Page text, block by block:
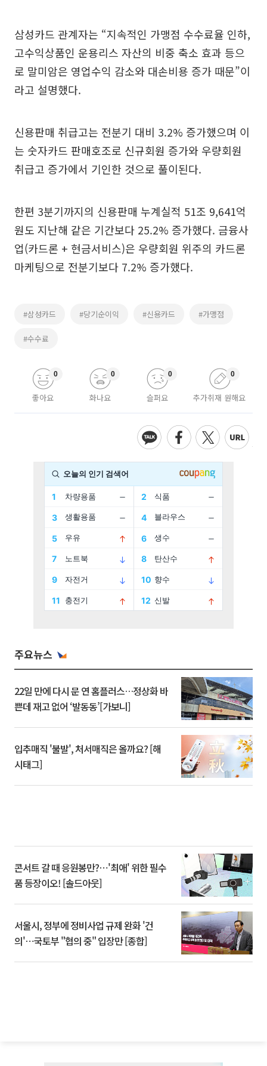
삼성카드 관계자는 “지속적인 가맹점 수수료율 인하,
고수익상품인 운용리스 자산의 비중 축소 효과 등으
로 말미암은 영업수익 감소와 대손비용 증가 때문”이
라고 설명했다.
신용판매 취급고는 전분기 대비 3.2% 증가했으며 이
는 숫자카드 판매호조로 신규회원 증가와 우량회원
취급고 증가에서 기인한 것으로 풀이된다.
한편 3분기까지의 신용판매 누계실적 51조 9,641억
원도 지난해 같은 기간보다 25.2% 증가했다. 금융사
업(카드론 + 현금서비스)은 우량회원 위주의 카드론
마케팅으로 전분기보다 7.2% 증가했다.
#삼성카드 #당기순이익 #신용카드 #가맹점
#수수료
좋아요
0
화나요
0
슬퍼요
0
추가취재 원해요
0
주요뉴스
22일 만에 다시 문 연 홈플러스…정상화 바
쁜데 재고 없어 ‘발동동’[가보니]
입추매직 '불발', 처서매직은 올까요? [해
시태그]
콘서트 갈 때 응원봉만?⋯'최애' 위한 필수
품 등장이오! [솔드아웃]
서울시, 정부에 정비사업 규제 완화 '건
의'⋯국토부 "협의 중" 입장만 [종합]